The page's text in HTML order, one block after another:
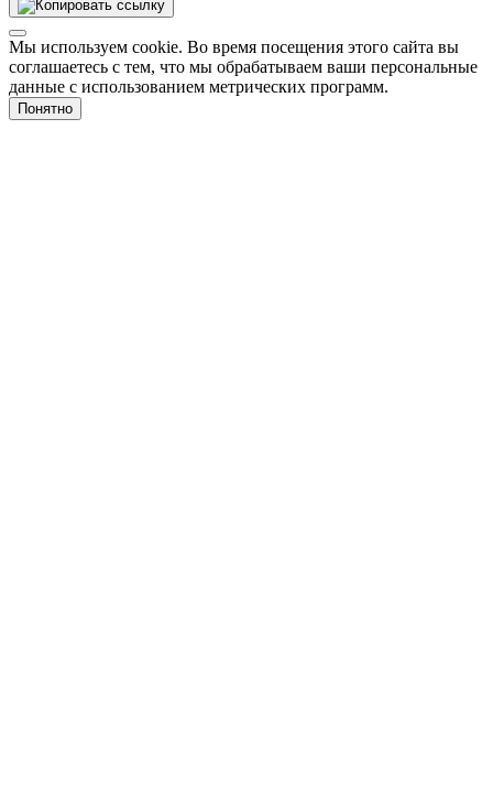
Мы используем cookie. Во время посещения этого сайта вы
соглашаетесь с тем, что мы обрабатываем ваши персональные
данные с использованием метрических программ.
Понятно